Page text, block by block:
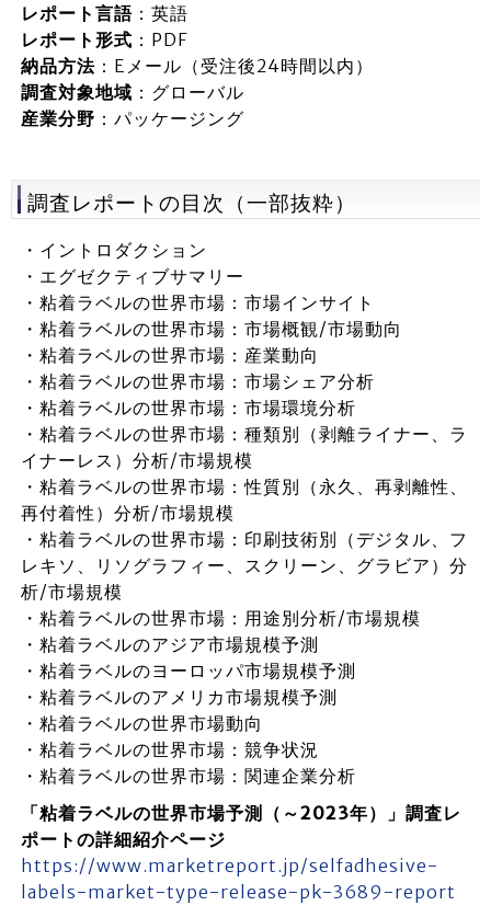
レポート言語：英語
レポート形式 ：PDF
納品方法：Eメール（受注後24時間以内）
調査対象地域 ：グローバル
産業分野 ：パッケージング
調査レポートの目次（一部抜粋）
・イントロダクション
・エグゼクティブサマリー
・粘着ラベルの世界市場：市場インサイト
・粘着ラベルの世界市場：市場概観/市場動向
・粘着ラベルの世界市場：産業動向
・粘着ラベルの世界市場：市場シェア分析
・粘着ラベルの世界市場：市場環境分析
・粘着ラベルの世界市場：種類別（剥離ライナー、ラ
イナーレス）分析/市場規模
・粘着ラベルの世界市場：性質別（永久、再剥離性、
再付着性）分析/市場規模
・粘着ラベルの世界市場：印刷技術別（デジタル、フ
レキソ、リソグラフィー、スクリーン、グラビア）分
析/市場規模
・粘着ラベルの世界市場：用途別分析/市場規模
・粘着ラベルのアジア市場規模予測
・粘着ラベルのヨーロッパ市場規模予測
・粘着ラベルのアメリカ市場規模予測
・粘着ラベルの世界市場動向
・粘着ラベルの世界市場：競争状況
・粘着ラベルの世界市場：関連企業分析
「粘着ラベルの世界市場予測（～2023年）」調査レ
ポートの詳細紹介ページ
https://www.marketreport.jp/selfadhesive-
labels-market-type-release-pk-3689-report